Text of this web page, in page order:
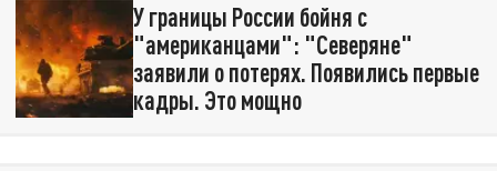
У границы России бойня с
"американцами": "Северяне"
заявили о потерях. Появились первые
кадры. Это мощно